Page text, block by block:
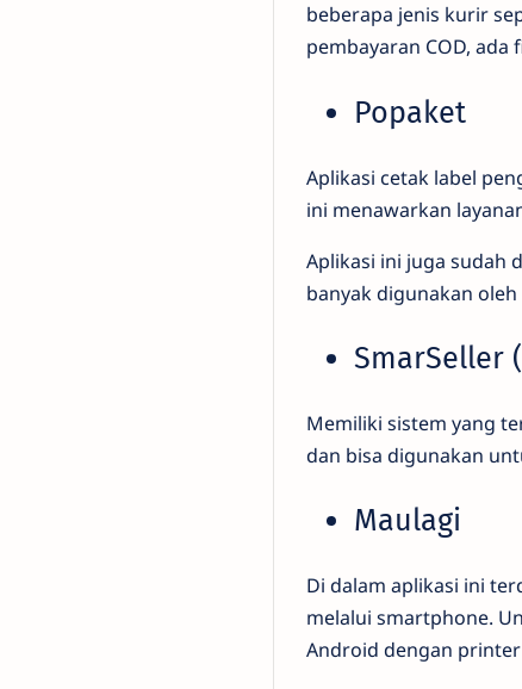
beberapa jenis kurir
pembayaran COD, ada
Popaket
Aplikasi cetak label
ini menawarkan
Aplikasi ini juga sudah
banyak digunakan
SmarSeller
Memiliki sistem yang
dan bisa digunakan
Maulagi
Di dalam aplikasi ini
melalui smartphone.
Android dengan